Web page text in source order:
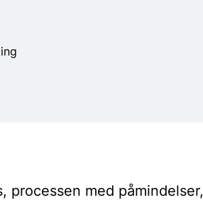
processen med påmindelser,